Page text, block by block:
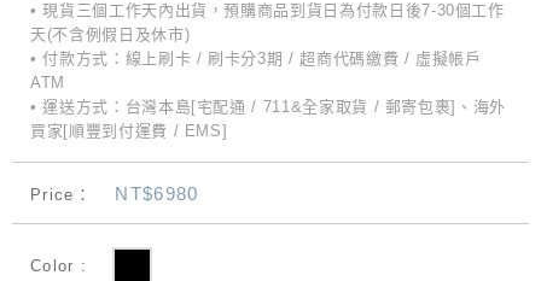
• 現貨三個工作天內出貨，預購商品到貨日為付款日後7-30個工作
天(不含例假日及休市)
• 付款方式：線上刷卡 / 刷卡分3期 / 超商代碼繳費 / 虛擬帳戶
ATM
• 運送方式：台灣本島[宅配通 / 711&全家取貨 / 郵寄包裹]、海外
買家[順豐到付運費 / EMS]
Price： NT$6980
Color :